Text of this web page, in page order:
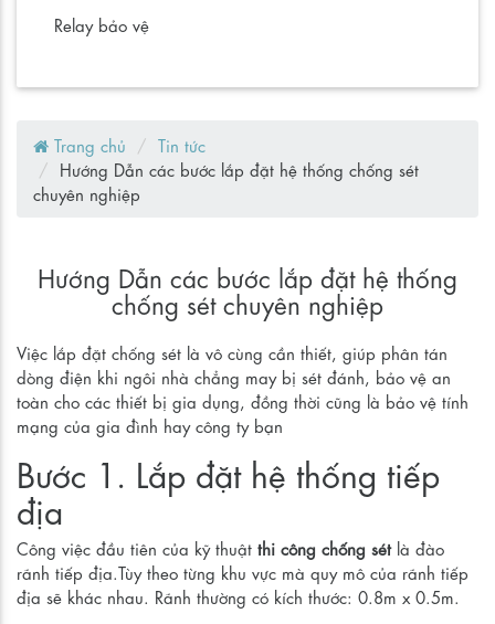
Relay bảo vệ
Trang chủ
Tin tức
Hướng Dẫn các bước lắp đặt hệ thống chống sét
chuyên nghiệp
Hướng Dẫn các bước lắp đặt hệ thống
chống sét chuyên nghiệp
Việc lắp đặt chống sét là vô cùng cần thiết, giúp phân tán
dòng điện khi ngôi nhà chẳng may bị sét đánh, bảo vệ an
toàn cho các thiết bị gia dụng, đồng thời cũng là bảo vệ tính
mạng của gia đình hay công ty bạn
Bước 1. Lắp đặt hệ thống tiếp
địa
Công việc đầu tiên của kỹ thuật thi công chống sétlà đào
rãnh tiếp địa.Tùy theo từng khu vực mà quy mô của rãnh tiếp
địa sẽ khác nhau. Rãnh thường có kích thước: 0.8m x 0.5m.